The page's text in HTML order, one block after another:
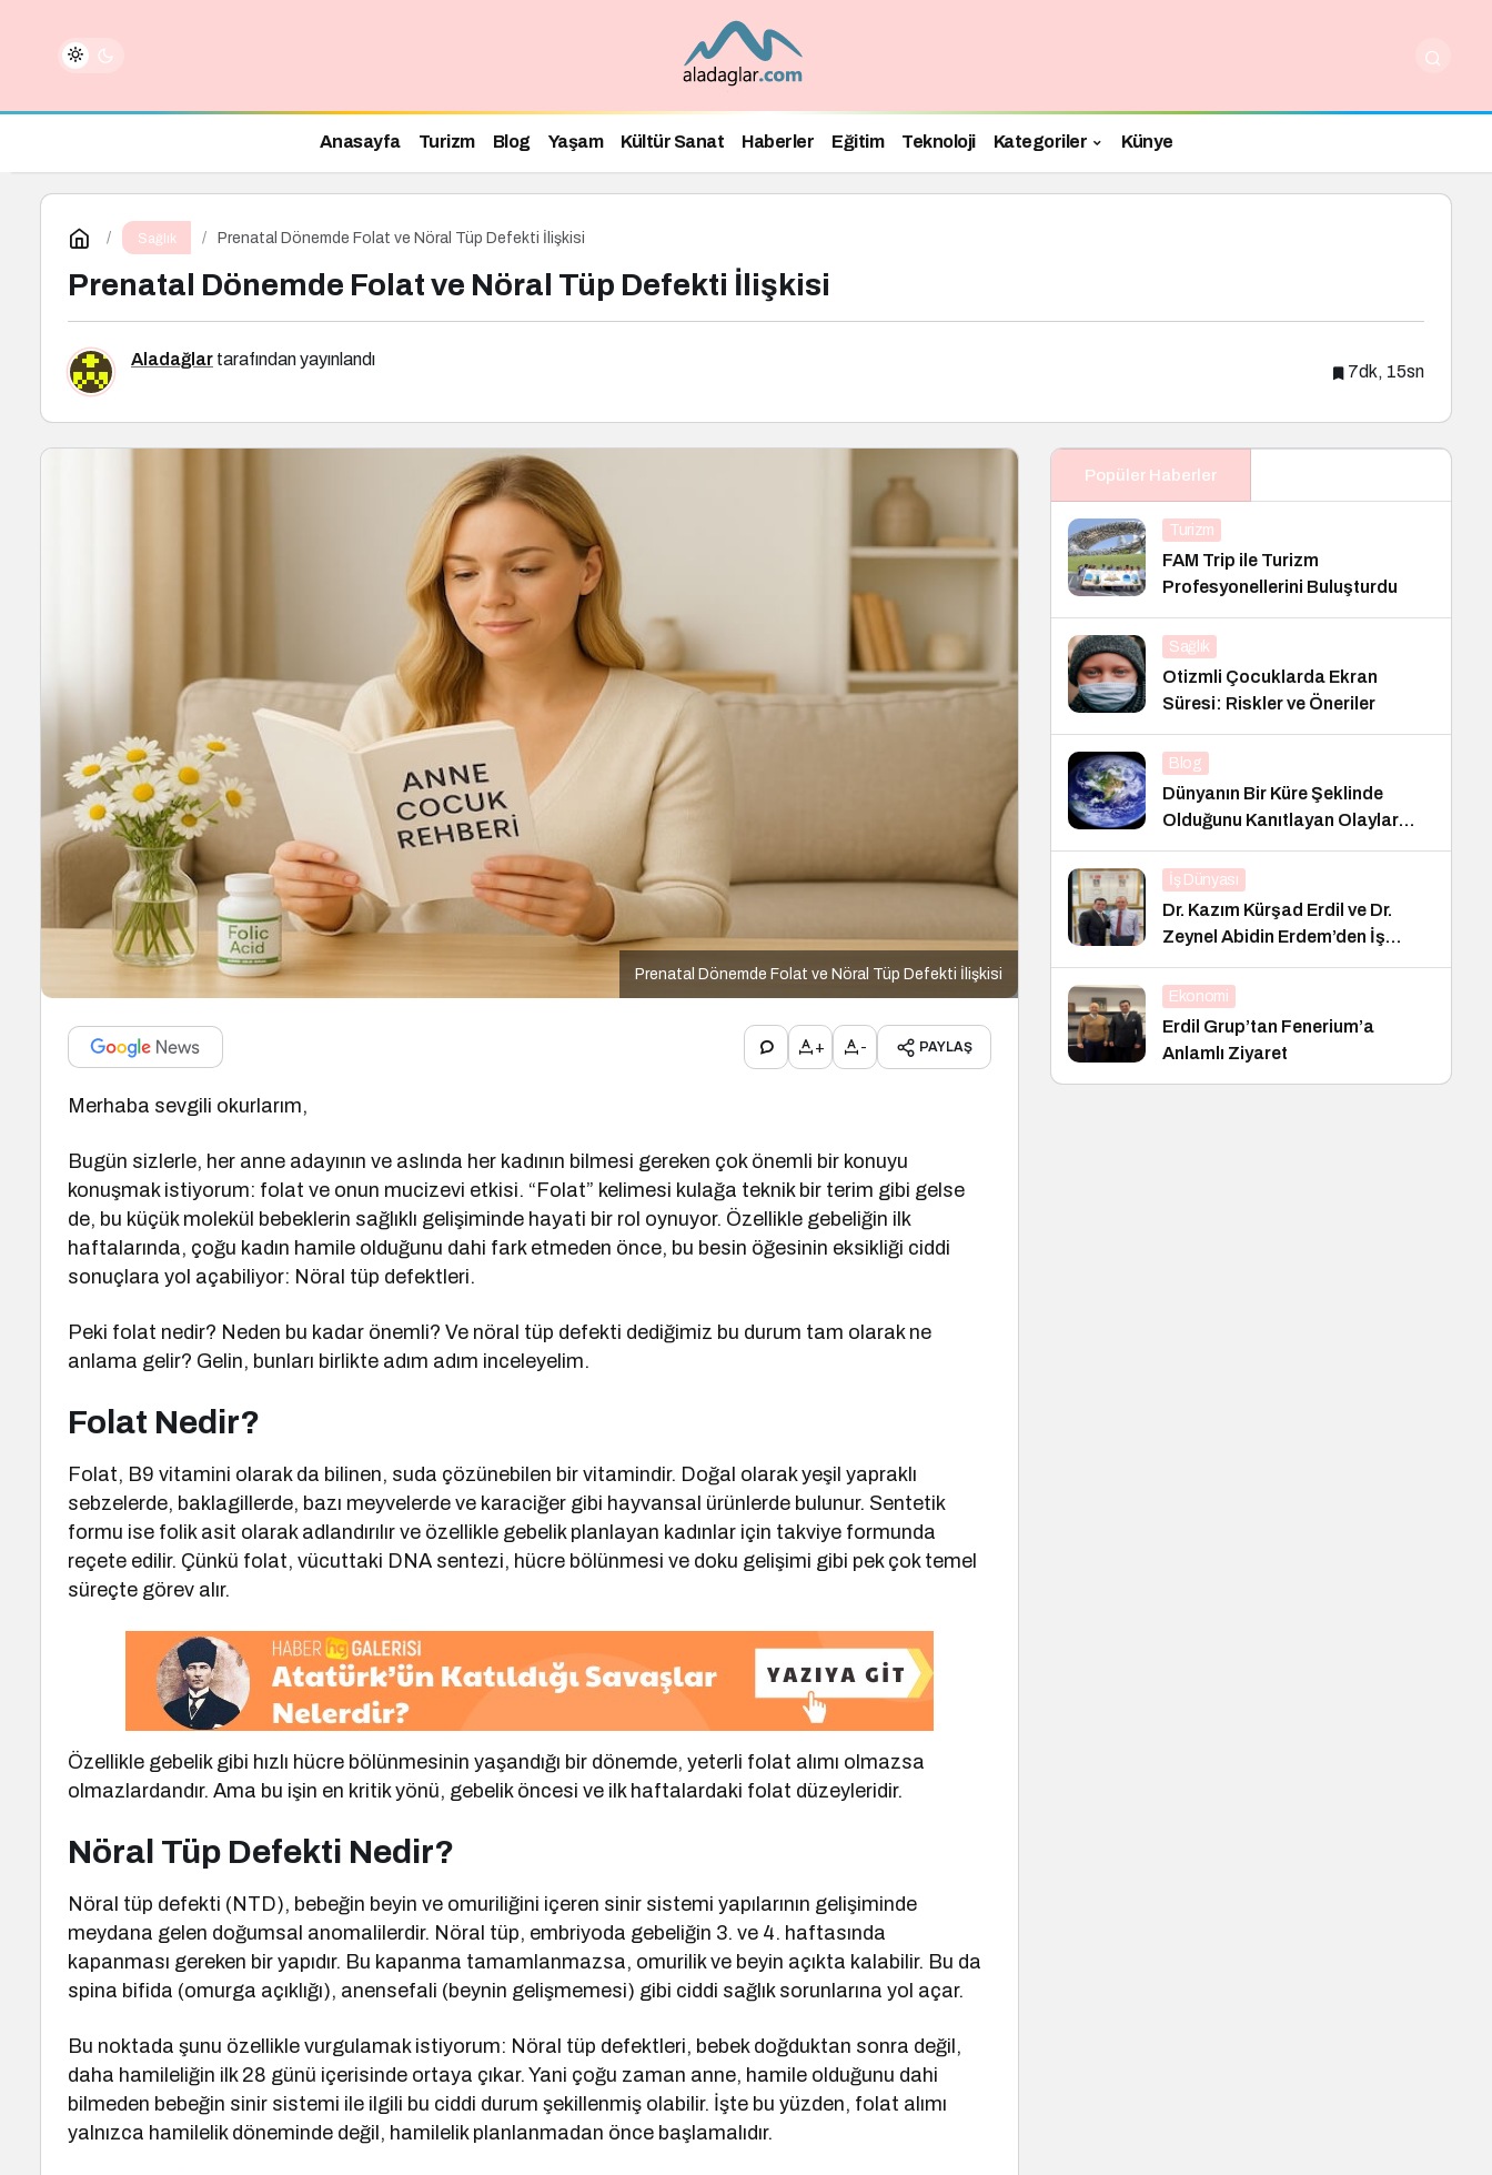
Anasayfa Turizm Blog Yaşam Kültür Sanat Haberler Eğitim Teknoloji Kategoriler Künye
Sağlık Prenatal Dönemde Folat ve Nöral Tüp Defekti İlişkisi
Prenatal Dönemde Folat ve Nöral Tüp Defekti İlişkisi
Aladağlar tarafından yayınlandı
7dk, 15sn
Prenatal Dönemde Folat ve Nöral Tüp Defekti İlişkisi
+ - PAYLAŞ
Merhaba sevgili okurlarım,
Bugün sizlerle, her anne adayının ve aslında her kadının bilmesi gereken çok önemli bir konuyu
konuşmak istiyorum: folat ve onun mucizevi etkisi. “Folat” kelimesi kulağa teknik bir terim gibi gelse
de, bu küçük molekül bebeklerin sağlıklı gelişiminde hayati bir rol oynuyor. Özellikle gebeliğin ilk
haftalarında, çoğu kadın hamile olduğunu dahi fark etmeden önce, bu besin öğesinin eksikliği ciddi
sonuçlara yol açabiliyor: Nöral tüp defektleri.
Peki folat nedir? Neden bu kadar önemli? Ve nöral tüp defekti dediğimiz bu durum tam olarak ne
anlama gelir? Gelin, bunları birlikte adım adım inceleyelim.
Folat Nedir?
Folat, B9 vitamini olarak da bilinen, suda çözünebilen bir vitamindir. Doğal olarak yeşil yapraklı
sebzelerde, baklagillerde, bazı meyvelerde ve karaciğer gibi hayvansal ürünlerde bulunur. Sentetik
formu ise folik asit olarak adlandırılır ve özellikle gebelik planlayan kadınlar için takviye formunda
reçete edilir. Çünkü folat, vücuttaki DNA sentezi, hücre bölünmesi ve doku gelişimi gibi pek çok temel
süreçte görev alır.
Özellikle gebelik gibi hızlı hücre bölünmesinin yaşandığı bir dönemde, yeterli folat alımı olmazsa
olmazlardandır. Ama bu işin en kritik yönü, gebelik öncesi ve ilk haftalardaki folat düzeyleridir.
Nöral Tüp Defekti Nedir?
Nöral tüp defekti (NTD), bebeğin beyin ve omuriliğini içeren sinir sistemi yapılarının gelişiminde
meydana gelen doğumsal anomalilerdir. Nöral tüp, embriyoda gebeliğin 3. ve 4. haftasında
kapanması gereken bir yapıdır. Bu kapanma tamamlanmazsa, omurilik ve beyin açıkta kalabilir. Bu da
spina bifida (omurga açıklığı), anensefali (beynin gelişmemesi) gibi ciddi sağlık sorunlarına yol açar.
Bu noktada şunu özellikle vurgulamak istiyorum: Nöral tüp defektleri, bebek doğduktan sonra değil,
daha hamileliğin ilk 28 günü içerisinde ortaya çıkar. Yani çoğu zaman anne, hamile olduğunu dahi
bilmeden bebeğin sinir sistemi ile ilgili bu ciddi durum şekillenmiş olabilir. İşte bu yüzden, folat alımı
yalnızca hamilelik döneminde değil, hamilelik planlanmadan önce başlamalıdır.
Popüler Haberler
Turizm
FAM Trip ile Turizm
Profesyonellerini Buluşturdu
Sağlık
Otizmli Çocuklarda Ekran
Süresi: Riskler ve Öneriler
Blog
Dünyanın Bir Küre Şeklinde
Olduğunu Kanıtlayan Olaylar
Nedir?
İş Dünyası
Dr. Kazım Kürşad Erdil ve Dr.
Zeynel Abidin Erdem’den İş
Dünyası Buluşması
Ekonomi
Erdil Grup’tan Fenerium’a
Anlamlı Ziyaret